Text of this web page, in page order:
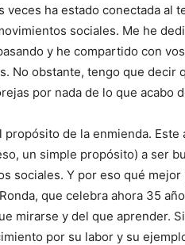
veces ha estado conectada al
sociales. Me he
y he compartido con
No obstante, tengo que decir
por nada de lo que acabo
de la enmienda.
un simple propósito) a ser
sociales. Y por eso qué
que celebra ahora 35
mirarse y del que aprender.
por su labor y su